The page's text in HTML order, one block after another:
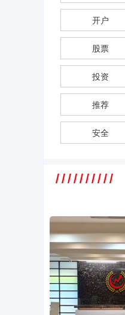
开户
股票
投资
推荐
安全